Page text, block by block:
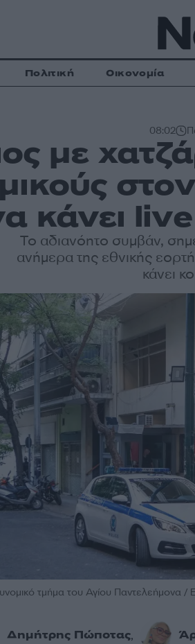
Πολιτική Οικονομία
08:02
με
κάνει
Το αδιανόητο συμβάν,
ανήμερα της εθνικής
κάνει
τμήμα του Αγίου Παντελεήμονα
Δημήτρης Πώποτας,